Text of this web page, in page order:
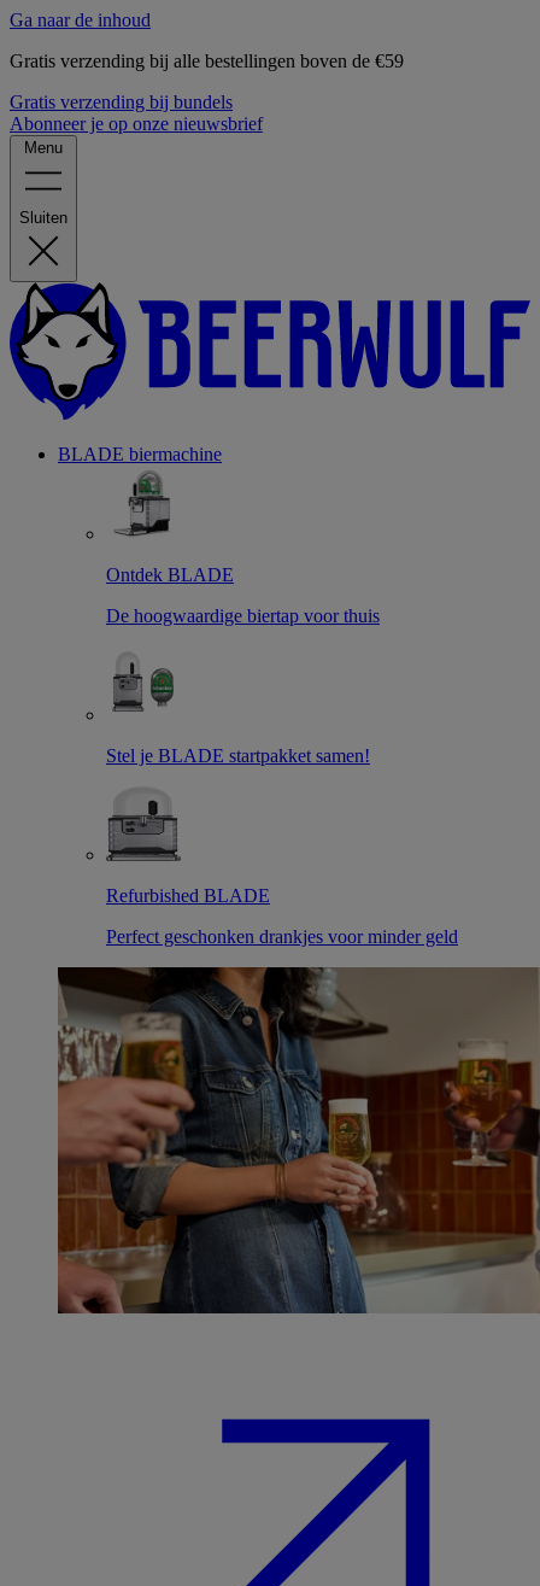
Ga naar de inhoud
Gratis verzending bij alle bestellingen boven de €59
Gratis verzending bij bundels
Abonneer je op onze nieuwsbrief
Menu
Sluiten
BLADE biermachine
Ontdek BLADE
De hoogwaardige biertap voor thuis
Stel je BLADE startpakket samen!
Refurbished BLADE
Perfect geschonken drankjes voor minder geld